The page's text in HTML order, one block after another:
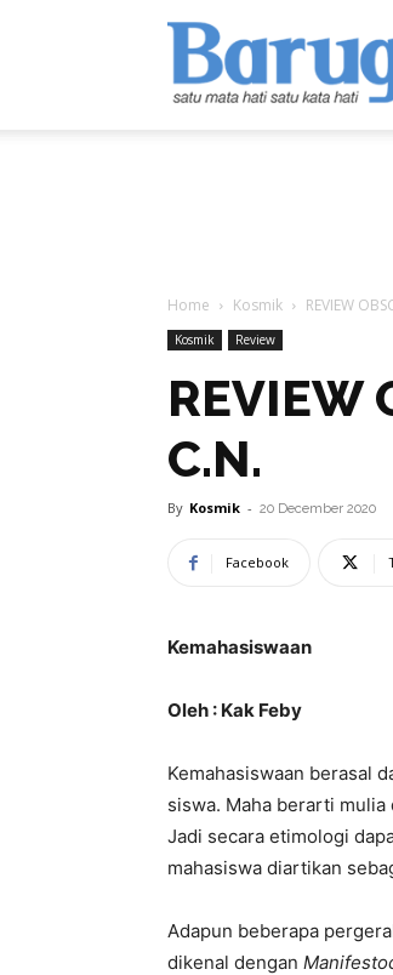
Baruga.id
Home Kosmik REVIEW
Kosmik Review
REVIEW
C.N.
By Kosmik - 20 December 2020
Facebook
Kemahasiswaan
Oleh : Kak Feby
Kemahasiswaan berasal
siswa. Maha berarti
Jadi secara etimologi
mahasiswa diartikan
Adapun beberapa
dikenal dengan